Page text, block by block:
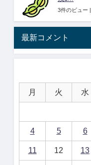
3件のビュー |
最新コメント
月 火 水
4 5 6
11 12 13